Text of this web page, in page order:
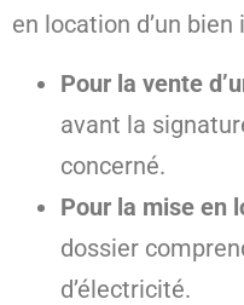
en location d’un
Pour la vente
avant la
concerné.
Pour la mise en
dossier
d’électricité.